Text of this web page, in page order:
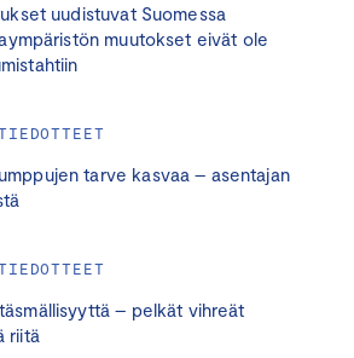
uudistuvat Suomessa
muutokset eivät ole
tarve kasvaa – asentajan
– pelkät vihreät
riitä